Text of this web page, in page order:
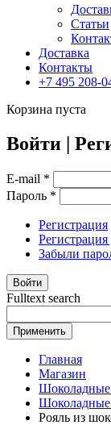
Статьи
Доставка
Контакты
+7 495 208-
Корзина пуста
Войти |
E-mail *
Пароль *
Регистрация
Забыли
Fulltext search
Главная
Магазин
Шоколадные
Рояль из